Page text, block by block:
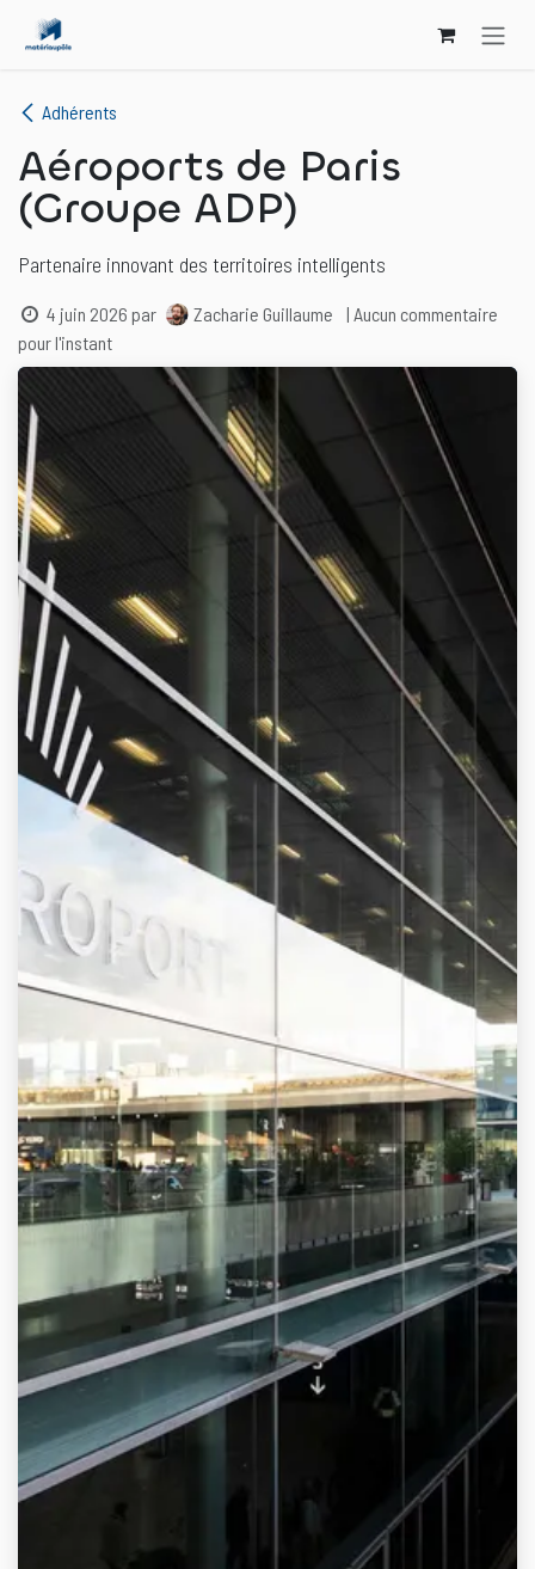
Se rendre au contenu
Adhérents
Aéroports de Paris
(Groupe ADP)
Partenaire innovant des territoires intelligents
4 juin 2026 par Zacharie Guillaume
| Aucun commentaire
pour l'instant